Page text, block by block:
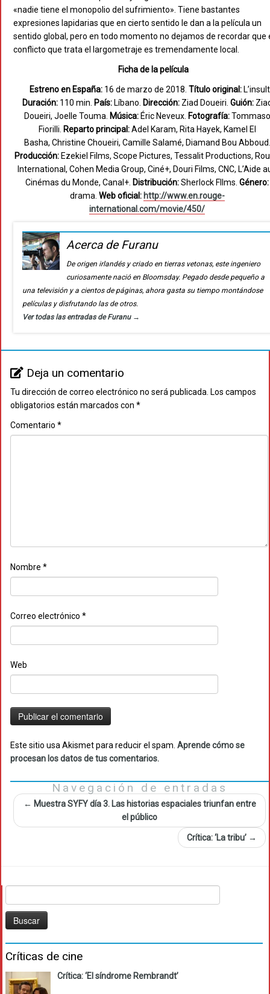
«nadie tiene el monopolio del sufrimiento». Tiene bastantes
expresiones lapidarias que en cierto sentido le dan a la película un
sentido global, pero en todo momento no dejamos de recordar que
conflicto que trata el largometraje es tremendamente local.
Ficha de la película
Estreno en España: 16 de marzo de 2018. Título original:
Duración:110 min. País:Líbano. Dirección:Ziad Doueiri. Guión:
Doueiri, Joelle Touma. Música:Éric Neveux. Fotografía:Tommaso
Fiorilli. Reparto principal:Adel Karam, Rita Hayek, Kamel El
Basha, Christine Choueiri, Camille Salamé, Diamand Bou Abboud.
Producción: Ezekiel Films, Scope Pictures, Tessalit Productions,
International, Cohen Media Group, Ciné+, Douri Films, CNC, L’Aide
Cinémas du Monde, Canal+. Distribución:Sherlock FIlms. Género:
drama. Web oficial: http://www.en.rouge-
international.com/movie/450/
Acerca de Furanu
De origen irlandés y criado en tierras vetonas, este ingeniero
curiosamente nació en Bloomsday. Pegado desde pequeño a
una televisión y a cientos de páginas, ahora gasta su tiempo montándose
películas y disfrutando las de otros.
Ver todas las entradas de Furanu →
Deja un comentario
Tu dirección de correo electrónico no será publicada. Los campos
obligatorios están marcados con *
Comentario *
Nombre *
Correo electrónico *
Web
Este sitio usa Akismet para reducir el spam. Aprende cómo se
procesan los datos de tus comentarios.
Navegación de entradas
← Muestra SYFY día 3. Las historias espaciales triunfan entre
el público
Crítica: ‘La tribu’ →
Críticas de cine
Crítica: ‘El síndrome Rembrandt’